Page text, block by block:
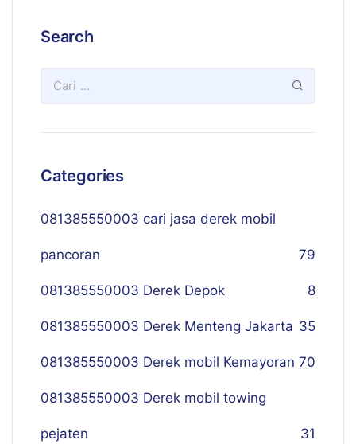
Search
Categories
081385550003 cari jasa derek mobil
pancoran 79
081385550003 Derek Depok 8
081385550003 Derek Menteng Jakarta 35
081385550003 Derek mobil Kemayoran 70
081385550003 Derek mobil towing
pejaten 31